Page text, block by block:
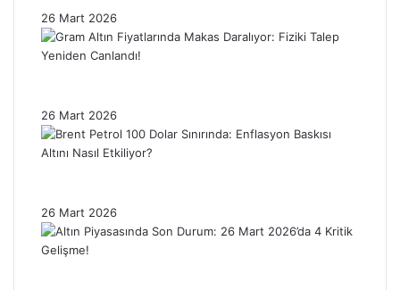
26 Mart 2026
26 Mart 2026
26 Mart 2026